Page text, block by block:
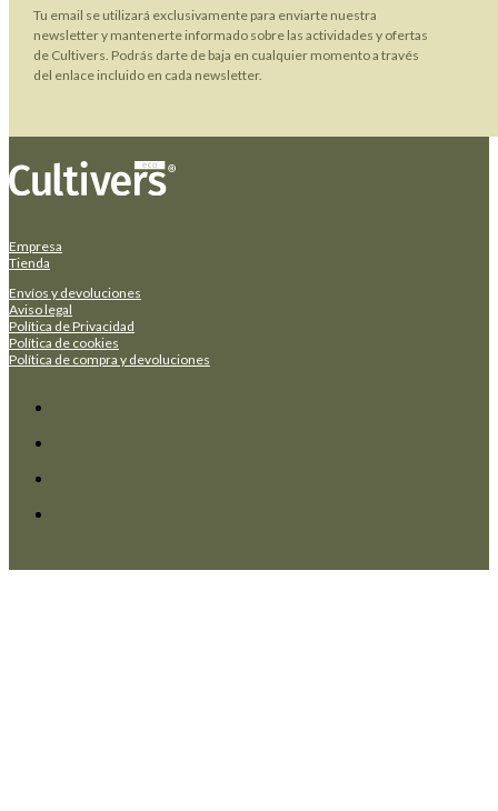
Tu email se utilizará exclusivamente para enviarte nuestra
newsletter y mantenerte informado sobre las actividades y ofertas
de Cultivers. Podrás darte de baja en cualquier momento a través
del enlace incluido en cada newsletter.
Empresa
Tienda
Envíos y devoluciones
Aviso legal
Política de Privacidad
Política de cookies
Política de compra y devoluciones